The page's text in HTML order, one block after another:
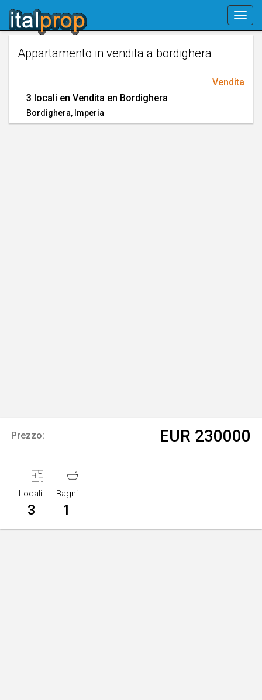
navigation
Appartamento in vendita a bordighera
Vendita
3 locali en Vendita en Bordighera
Bordighera, Imperia
Prezzo: EUR 230000
Locali.
3
Bagni
1